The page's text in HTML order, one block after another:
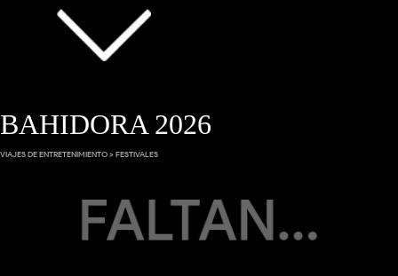
BAHIDORA 2026
VIAJES DE ENTRETENIMIENTO > FESTIVALES
FALTAN...